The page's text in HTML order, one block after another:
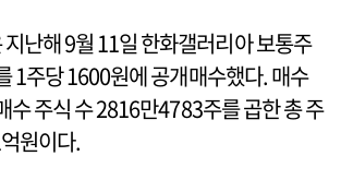
난해 9월 11일 한화갤러리아 보통주
1주당 1600원에 공개매수했다. 매수
수 주식 수 2816만4783주를 곱한 총 주
원이다.